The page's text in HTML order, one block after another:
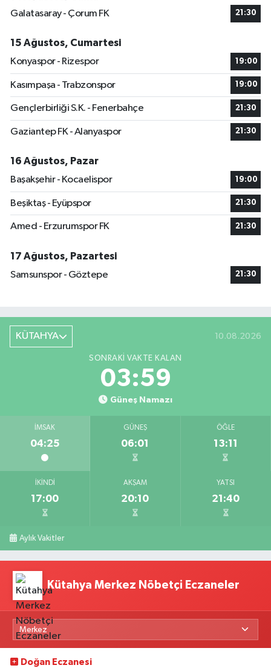
Galatasaray - Çorum FK
21:30
15 Ağustos, Cumartesi
Konyaspor - Rizespor
19:00
Kasımpaşa - Trabzonspor 19:00
Gençlerbirliği S.K. - Fenerbahçe 21:30
Gaziantep FK - Alanyaspor 21:30
16 Ağustos, Pazar
Başakşehir - Kocaelispor
19:00
Beşiktaş - Eyüpspor 21:30
Amed - Erzurumspor FK 21:30
17 Ağustos, Pazartesi
Samsunspor - Göztepe
21:30
KÜTAHYA 10.08.2026
SONRAKI VAKTE KALAN
03:59
Güneş Namazı
İMSAK
04:25
GÜNEŞ
06:01
ÖĞLE
13:11
İKINDI
17:00
AKŞAM
20:10
YATSI
21:40
Aylık Vakitler
Kütahya Merkez Nöbetçi Eczaneler
Doğan Eczanesi